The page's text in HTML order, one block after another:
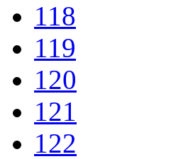
118
119
120
121
122